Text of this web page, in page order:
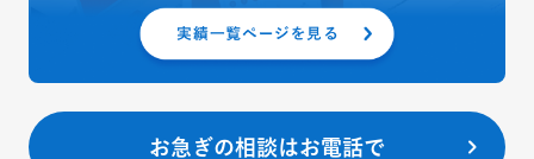
お急ぎの相談はお電話で